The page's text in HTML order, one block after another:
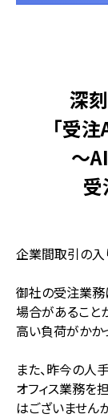
深
「受
～
企業間取引の入
御社の受注業務
場合があること
高い負荷がかか
また、昨今の人
オフィス業務を
はございません